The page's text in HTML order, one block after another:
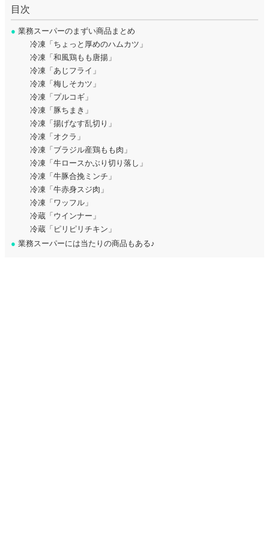
目次
● 業務スーパーのまずい商品まとめ
冷凍「ちょっと厚めのハムカツ」
冷凍「和風鶏もも唐揚」
冷凍「あじフライ」
冷凍「梅しそカツ」
冷凍「プルコギ」
冷凍「豚ちまき」
冷凍「揚げなす乱切り」
冷凍「オクラ」
冷凍「ブラジル産鶏もも肉」
冷凍「牛ロースかぶり切り落し」
冷凍「牛豚合挽ミンチ」
冷凍「牛赤身スジ肉」
冷凍「ワッフル」
冷蔵「ウインナー」
冷蔵「ピリピリチキン」
● 業務スーパーには当たりの商品もある♪